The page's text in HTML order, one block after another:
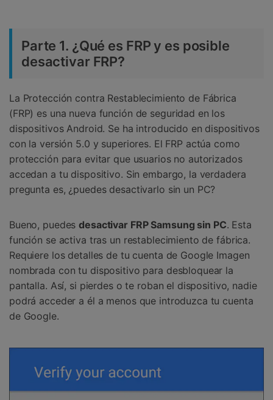
Parte 1. ¿Qué es FRP y es posible
desactivar FRP?
La Protección contra Restablecimiento de Fábrica
(FRP) es una nueva función de seguridad en los
dispositivos Android. Se ha introducido en dispositivos
con la versión 5.0 y superiores. El FRP actúa como
protección para evitar que usuarios no autorizados
accedan a tu dispositivo. Sin embargo, la verdadera
pregunta es, ¿puedes desactivarlo sin un PC?
Bueno, puedesdesactivar FRP Samsung sin PC. Esta
función se activa tras un restablecimiento de fábrica.
Requiere los detalles de tu cuenta de Google Imagen
nombrada con tu dispositivo para desbloquear la
pantalla. Así, si pierdes o te roban el dispositivo, nadie
podrá acceder a él a menos que introduzca tu cuenta
de Google.